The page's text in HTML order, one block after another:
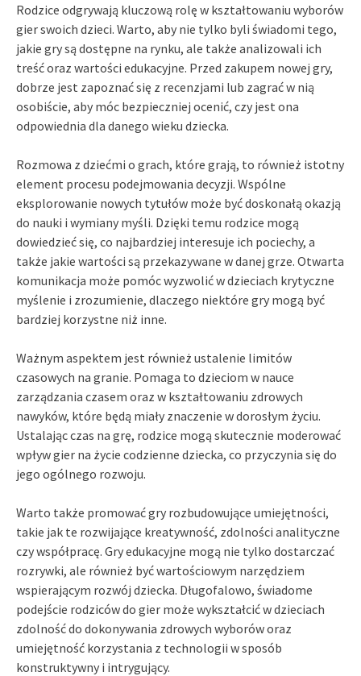
Rodzice odgrywają kluczową rolę w kształtowaniu wyborów
gier swoich dzieci. Warto, aby nie tylko byli świadomi tego,
jakie gry są dostępne na rynku, ale także analizowali ich
treść oraz wartości edukacyjne. Przed zakupem nowej gry,
dobrze jest zapoznać się z recenzjami lub zagrać w nią
osobiście, aby móc bezpieczniej ocenić, czy jest ona
odpowiednia dla danego wieku dziecka.
Rozmowa z dziećmi o grach, które grają, to również istotny
element procesu podejmowania decyzji. Wspólne
eksplorowanie nowych tytułów może być doskonałą okazją
do nauki i wymiany myśli. Dzięki temu rodzice mogą
dowiedzieć się, co najbardziej interesuje ich pociechy, a
także jakie wartości są przekazywane w danej grze. Otwarta
komunikacja może pomóc wyzwolić w dzieciach krytyczne
myślenie i zrozumienie, dlaczego niektóre gry mogą być
bardziej korzystne niż inne.
Ważnym aspektem jest również ustalenie limitów
czasowych na granie. Pomaga to dzieciom w nauce
zarządzania czasem oraz w kształtowaniu zdrowych
nawyków, które będą miały znaczenie w dorosłym życiu.
Ustalając czas na grę, rodzice mogą skutecznie moderować
wpływ gier na życie codzienne dziecka, co przyczynia się do
jego ogólnego rozwoju.
Warto także promować gry rozbudowujące umiejętności,
takie jak te rozwijające kreatywność, zdolności analityczne
czy współpracę. Gry edukacyjne mogą nie tylko dostarczać
rozrywki, ale również być wartościowym narzędziem
wspierającym rozwój dziecka. Długofalowo, świadome
podejście rodziców do gier może wykształcić w dzieciach
zdolność do dokonywania zdrowych wyborów oraz
umiejętność korzystania z technologii w sposób
konstruktywny i intrygujący.